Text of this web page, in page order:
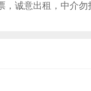
开发票，诚意